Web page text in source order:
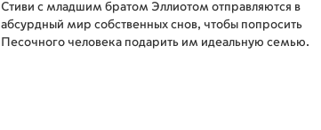
Стиви с младшим братом Эллиотом отправляются в
абсурдный мир собственных снов, чтобы попросить
Песочного человека подарить им идеальную семью.